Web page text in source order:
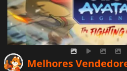
Melhores